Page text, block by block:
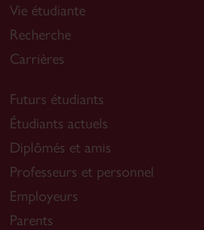
Vie étudiante
Recherche
Carrières
Futurs étudiants
Étudiants actuels
Diplômés et amis
Professeurs et personnel
Employeurs
Parents